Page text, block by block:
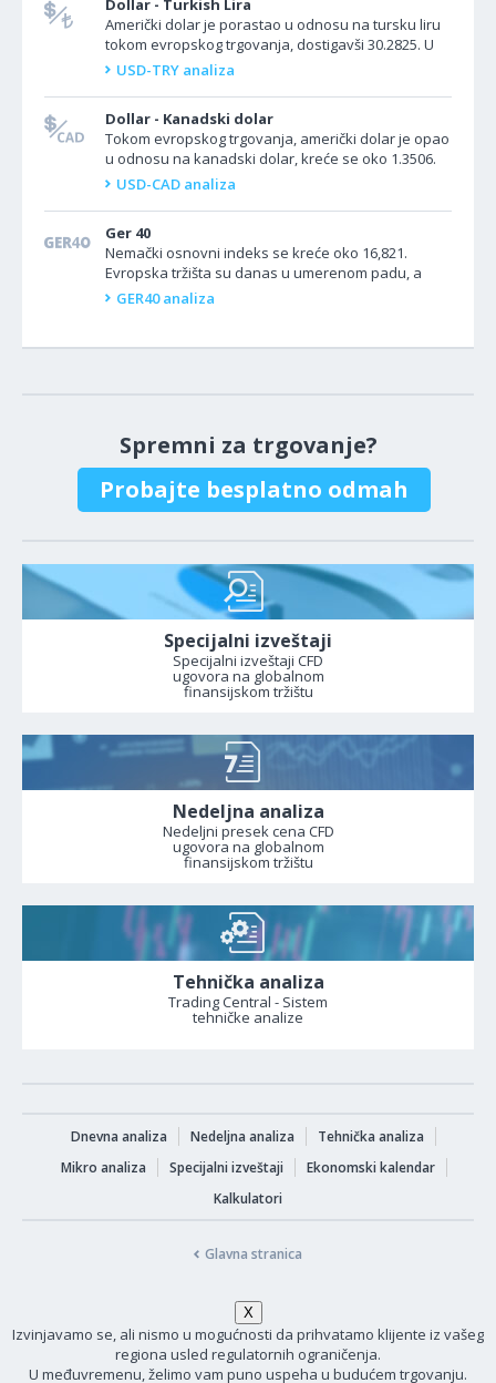
Dollar - Turkish Lira
Američki dolar je porastao u odnosu na tursku liru
tokom evropskog trgovanja, dostigavši 30.2825. U
Turskoj se ne planira izveštavanje o...
USD-TRY analiza
Dollar - Kanadski dolar
Tokom evropskog trgovanja, američki dolar je opao
u odnosu na kanadski dolar, kreće se oko 1.3506.
Danas nema važnih podataka iz Kanade.
USD-CAD analiza
Ger 40
Nemački osnovni indeks se kreće oko 16,821.
Evropska tržišta su danas u umerenom padu, a
trgovci su i dalje oprezni uoči sastanka ECB-a
GER40 analiza
Spremni za trgovanje?
Probajte besplatno odmah
Specijalni izveštaji
Specijalni izveštaji CFD
ugovora na globalnom
finansijskom tržištu
Nedeljna analiza
Nedeljni presek cena CFD
ugovora na globalnom
finansijskom tržištu
Tehnička analiza
Trading Central - Sistem
tehničke analize
Dnevna analiza Nedeljna analiza
Tehnička analiza
Mikro analiza
Specijalni izveštaji
Ekonomski kalendar
Kalkulatori
Glavna stranica
Izvinjavamo se, ali nismo u mogućnosti da prihvatamo klijente iz vašeg
regiona usled regulatornih ograničenja.
U međuvremenu, želimo vam puno uspeha u budućem trgovanju.